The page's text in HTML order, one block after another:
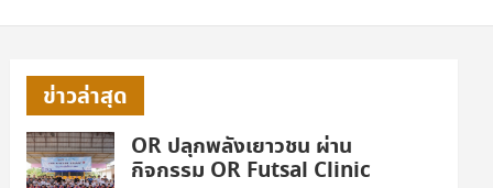
ข่าวล่าสุด
OR ปลุกพลังเยาวชน ผ่าน
กิจกรรม OR Futsal Clinic